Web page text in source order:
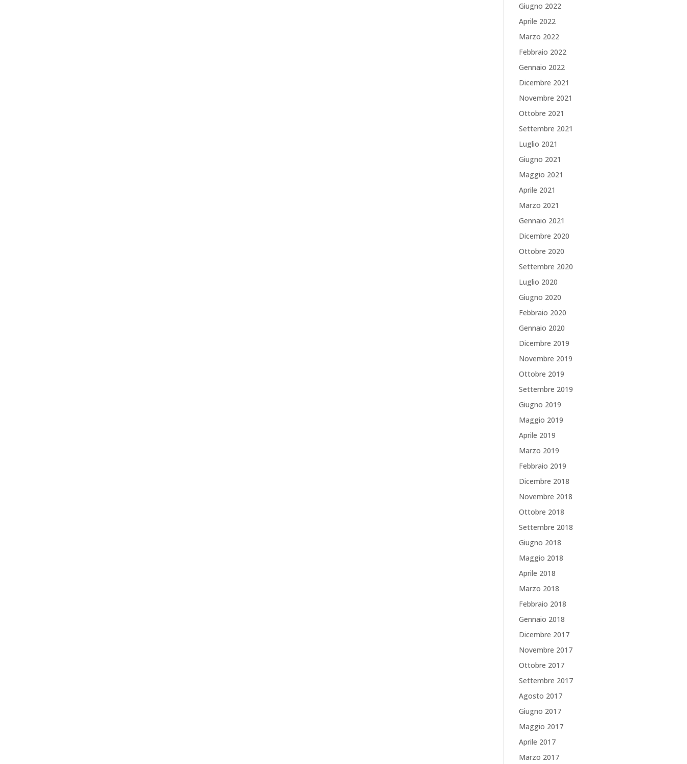
Giugno 2022
Aprile 2022
Marzo 2022
Febbraio 2022
Gennaio 2022
Dicembre 2021
Novembre 2021
Ottobre 2021
Settembre 2021
Luglio 2021
Giugno 2021
Maggio 2021
Aprile 2021
Marzo 2021
Gennaio 2021
Dicembre 2020
Ottobre 2020
Settembre 2020
Luglio 2020
Giugno 2020
Febbraio 2020
Gennaio 2020
Dicembre 2019
Novembre 2019
Ottobre 2019
Settembre 2019
Giugno 2019
Maggio 2019
Aprile 2019
Marzo 2019
Febbraio 2019
Dicembre 2018
Novembre 2018
Ottobre 2018
Settembre 2018
Giugno 2018
Maggio 2018
Aprile 2018
Marzo 2018
Febbraio 2018
Gennaio 2018
Dicembre 2017
Novembre 2017
Ottobre 2017
Settembre 2017
Agosto 2017
Giugno 2017
Maggio 2017
Aprile 2017
Marzo 2017